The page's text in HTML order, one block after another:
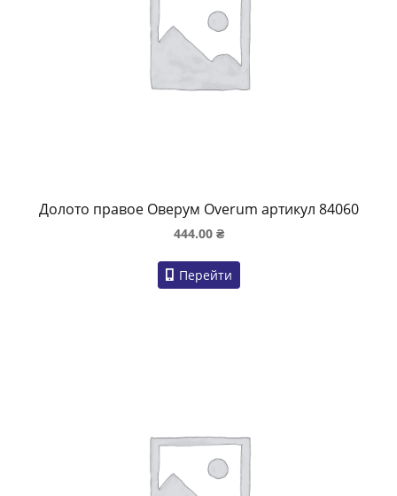
Долото правое Оверум Overum артикул 84060
444.00 ₴
Перейти